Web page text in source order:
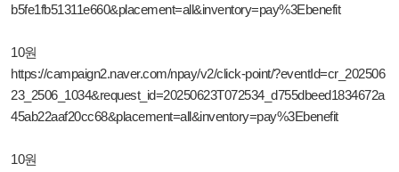
b5fe1fb51311e660&placement=all&inventory=pay%3Ebenefit
10원
https://campaign2.naver.com/npay/v2/click-point/?eventId=cr_202506
23_2506_1034&request_id=20250623T072534_d755dbeed1834672a
45ab22aaf20cc68&placement=all&inventory=pay%3Ebenefit
10원